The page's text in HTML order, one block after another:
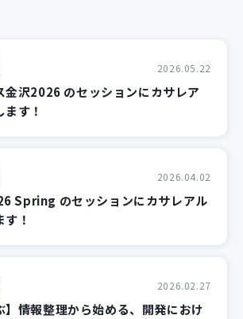
2026.05.22
金沢2026 のセッションにカサレア
す！
2026.04.02
Spring のセッションにカサレアル
！
2026.02.27
】情報整理から始める、開発におけ